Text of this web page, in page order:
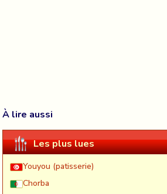
À lire aussi
Les plus lues
Youyou (patisserie)
Chorba